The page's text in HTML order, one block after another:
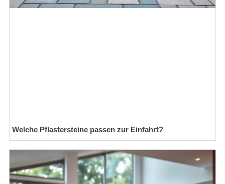
Welche Pflastersteine passen zur Einfahrt?